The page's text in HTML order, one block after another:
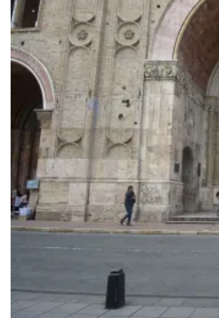
Alvast een blik op Cajas national park, waar
het echt te bezoeken.